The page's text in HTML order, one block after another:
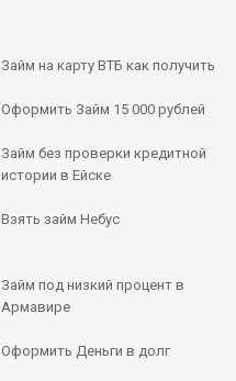
Займ на карту ВТБ как получить
Оформить Займ 15 000 рублей
Займ без проверки кредитной
истории в Ейске
Взять займ Небус
Займ под низкий процент в
Армавире
Оформить Деньги в долг